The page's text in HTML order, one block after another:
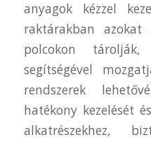
anyagok kézzel
raktárakban
polcokon
segítségével
rendszerek
hatékony kezelését
alkatrészekhez,